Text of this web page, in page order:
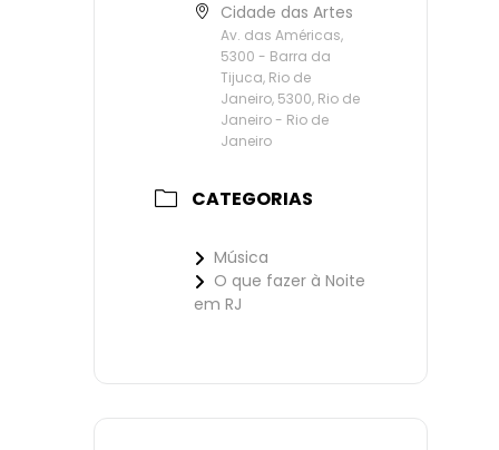
Cidade das Artes
Av. das Américas,
5300 - Barra da
Tijuca, Rio de
Janeiro, 5300, Rio de
Janeiro - Rio de
Janeiro
CATEGORIAS
Música
O que fazer à Noite
em RJ